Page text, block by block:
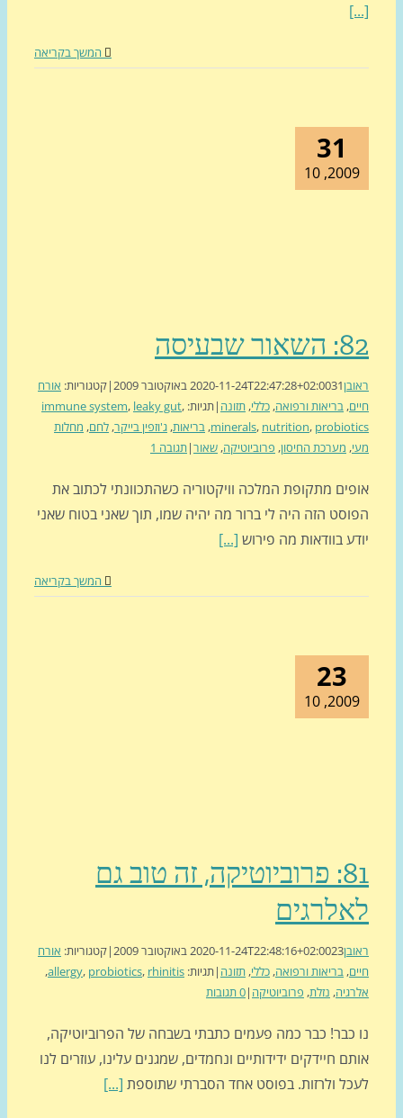
המשך בקריאה
2020-11-24T22:47:28+02:00
|קטגוריות:אורח
בריאות ורפואה,כללי,תזונה|תגיות: immune system,leaky gut,
minerals,nutrition,
,בריאות,ג'וזפין בייקר,לחם,מחלות
מערכת החיסון,פרוביוטיקה,שאור|תגובה 1
מתקופת המלכה וויקטוריה כשהתכוונתי לכתוב את
הזה היה לי ברור מה יהיה שמו, תוך שאני בטוח שאני
בוודאות מה פירוש[...]
המשך בקריאה
81: פרוביוטיקה, זה טוב גם
2020-11-24T22:48:16+02:00
|קטגוריות:אורח
בריאות ורפואה,כללי,תזונה|תגיות: allergy,probiotics,rhinitis
,
נזלת,פרוביוטיקה|0 תגובות
כבר! כבר כמה פעמים כתבתי בשבחה של הפרוביוטיקה,
חיידקים ידידותיים ונחמדים, שמגנים עלינו, עוזרים לנו
ולרזות. בפוסט אחד הסברתי שתוספת[...]